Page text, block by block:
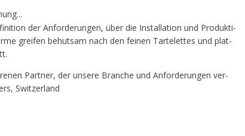
der Anfor­de­run­gen, über die Instal­la­ti­on und Pro­duk­ti­
grei­fen behut­sam nach den fei­nen Tar­te­let­tes und plat­
Part­ner, der unse­re Bran­che und Anfor­de­run­gen ver­
Switzerland